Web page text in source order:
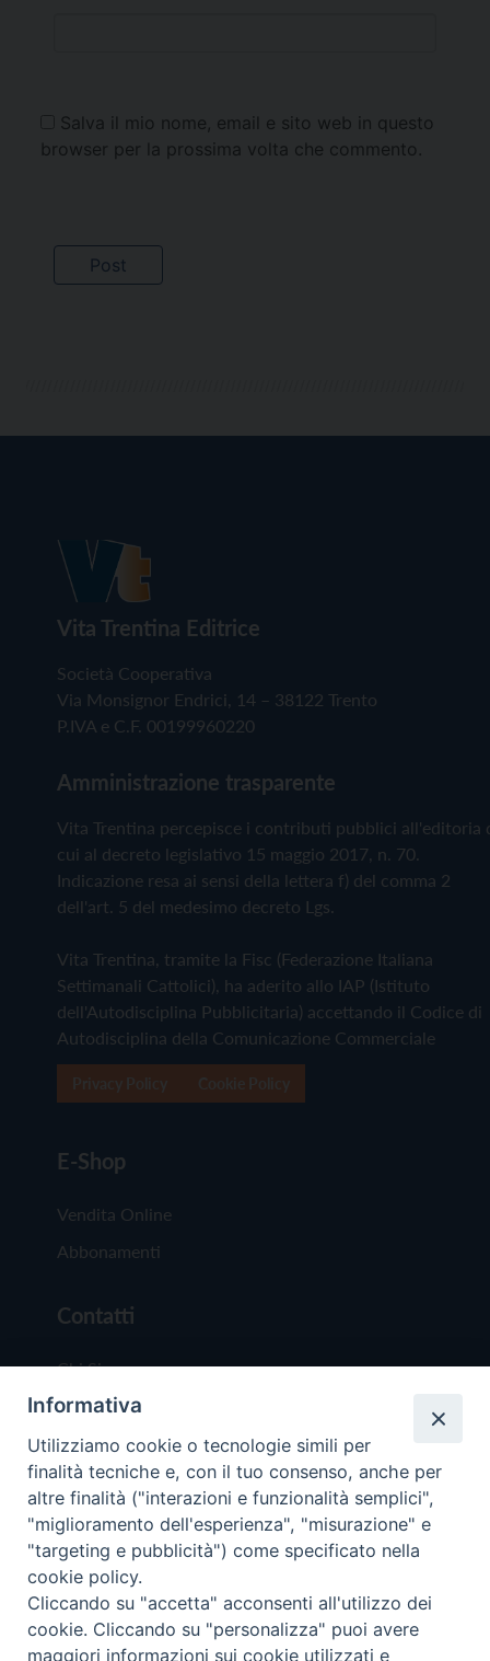
Salva il mio nome, email e sito web in questo
browser per la prossima volta che commento.
Vita Trentina Editrice
Società Cooperativa
Via Monsignor Endrici, 14 – 38122 Trento
P.IVA e C.F. 00199960220
Amministrazione trasparente
Vita Trentina percepisce i contributi pubblici all'editoria
cui al decreto legislativo 15 maggio 2017, n. 70.
Indicazione resa ai sensi della lettera f) del comma 2
dell'art. 5 del medesimo decreto Lgs.
Vita Trentina, tramite la Fisc (Federazione Italiana
Settimanali Cattolici), ha aderito allo IAP (Istituto
dell'Autodisciplina Pubblicitaria) accettando il Codice di
Autodisciplina della Comunicazione Commerciale
E-Shop
Vendita Online
Abbonamenti
Contatti
Chi Siamo
Redazione
Scrivici
Copyright © 2019 - Tutti i diritti riservati - Vita
Trentina Editrice
Informativa
Utilizziamo cookie o tecnologie simili per
finalità tecniche e, con il tuo consenso, anche per
altre finalità ("interazioni e funzionalità semplici",
"miglioramento dell'esperienza", "misurazione" e
"targeting e pubblicità") come specificato nella
cookie policy.
Cliccando su "accetta" acconsenti all'utilizzo dei
cookie. Cliccando su "personalizza" puoi avere
maggiori informazioni sui cookie utilizzati e